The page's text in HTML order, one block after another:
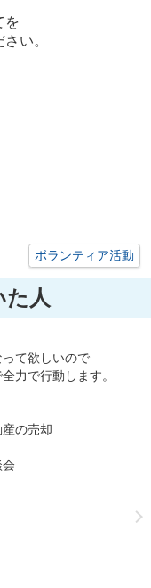
を
い。
ボランティア活動
た人
て欲しいので
力で行動します。
の売却